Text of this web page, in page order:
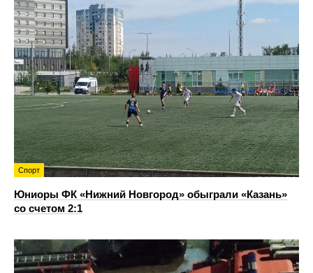
Спорт
Юниоры ФК «Нижний Новгород» обыграли «Казань»
со счетом 2:1